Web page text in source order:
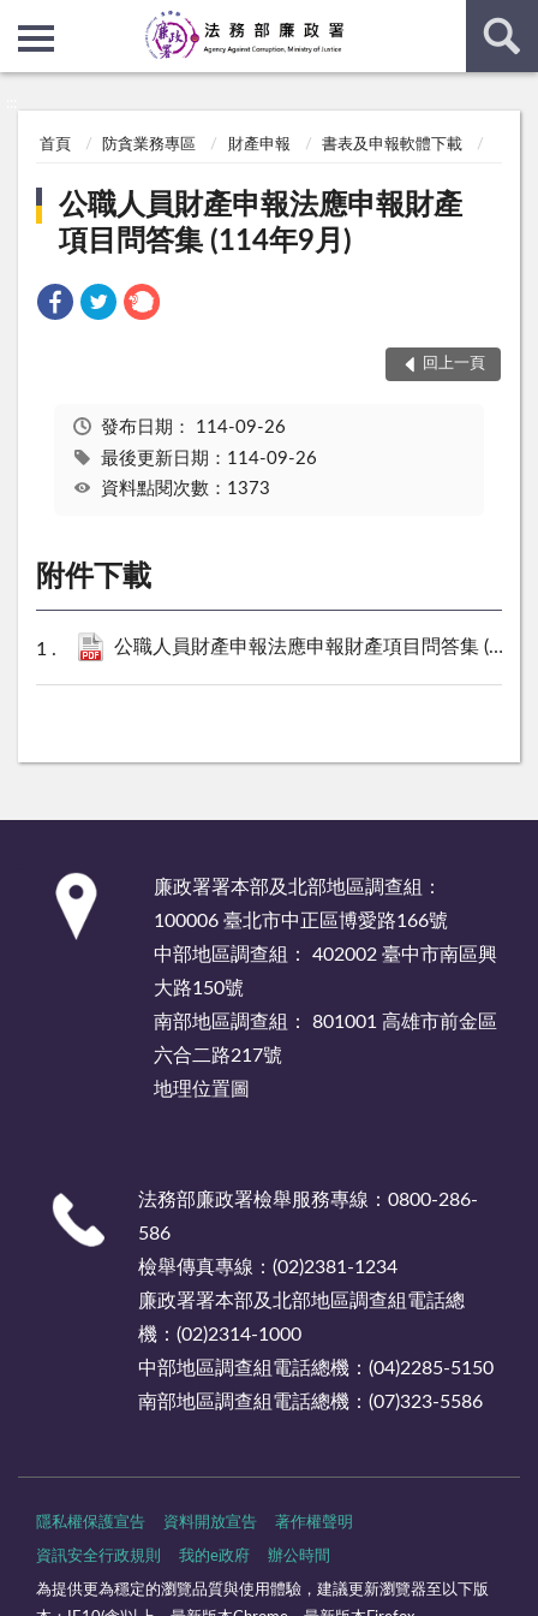
首頁 防貪業務專區 財產申報 書表及申報軟體下載
公職人員財產申報法應申報財產
項目問答集 (114年9月)
回上一頁
發布日期： 114-09-26
最後更新日期：114-09-26
資料點閱次數：1373
附件下載
公職人員財產申報法應申報財產項目問答集 (114年9月).pdf
廉政署署本部及北部地區調查組：
100006 臺北市中正區博愛路166號
中部地區調查組： 402002 臺中市南區興
大路150號
南部地區調查組： 801001 高雄市前金區
六合二路217號
地理位置圖
法務部廉政署檢舉服務專線：0800-286-
586
檢舉傳真專線：(02)2381-1234
廉政署署本部及北部地區調查組電話總
機：(02)2314-1000
中部地區調查組電話總機：(04)2285-5150
南部地區調查組電話總機：(07)323-5586
隱私權保護宣告 資料開放宣告 著作權聲明
資訊安全行政規則 我的e政府 辦公時間
為提供更為穩定的瀏覽品質與使用體驗，建議更新瀏覽器至以下版